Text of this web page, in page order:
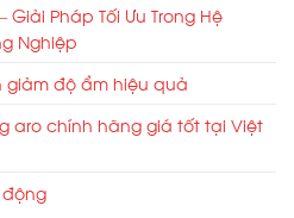
Pháp Tối Ưu Trong Hệ
Nghiệp
giảm độ ẩm hiệu quả
aro chính hãng giá tốt tại Việt